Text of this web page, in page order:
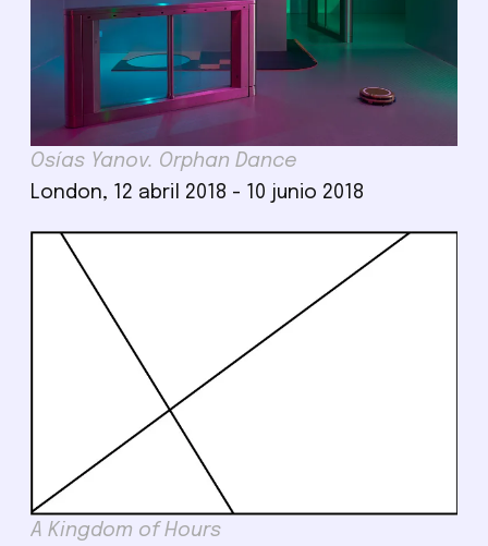
Osías Yanov. Orphan Dance
London, 12 abril 2018 - 10 junio 2018
A Kingdom of Hours